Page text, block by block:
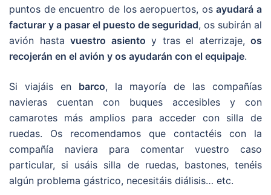
puntos de encuentro de los aeropuertos, osayudará a
facturar y a pasar el puesto de seguridad, os subirán al
avión hasta vuestro asiento y tras el aterrizaje, os
recojerán en el avión y os ayudarán con el equipaje.
Si viajáis en barco, la mayoría de las compañías
navieras cuentan con buques accesibles y con
camarotes más amplios para acceder con silla de
ruedas. Os recomendamos que contactéis con la
compañía naviera para comentar vuestro caso
particular, si usáis silla de ruedas, bastones, tenéis
algún problema gástrico, necesitáis diálisis… etc.